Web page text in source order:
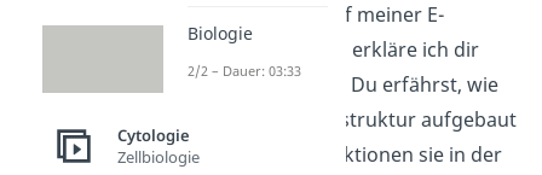
Im neuen Video auf meiner E-
Learning Plattform erkläre ich dir
den Golgi-Apparat. Du erfährst, wie
diese wichtige Zellstruktur aufgebaut
ist und welche Funktionen sie in der
Biologie
2/2 – Dauer: 03:33
Cytologie
Zellbiologie